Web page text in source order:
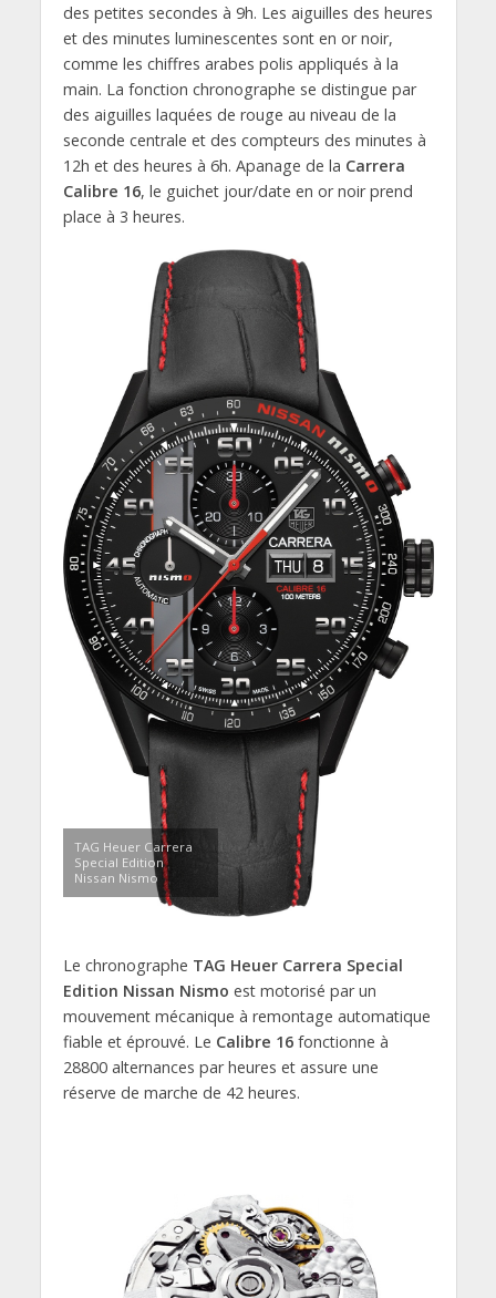
des petites secondes à 9h. Les aiguilles des heures
et des minutes luminescentes sont en or noir,
comme les chiffres arabes polis appliqués à la
main. La fonction chronographe se distingue par
des aiguilles laquées de rouge au niveau de la
seconde centrale et des compteurs des minutes à
12h et des heures à 6h. Apanage de la Carrera
Calibre 16, le guichet jour/date en or noir prend
place à 3 heures.
TAG Heuer Carrera
Special Edition
Nissan Nismo
Le chronographe TAG Heuer Carrera Special
Edition Nissan Nismo est motorisé par un
mouvement mécanique à remontage automatique
fiable et éprouvé. Le Calibre 16fonctionne à
28800 alternances par heures et assure une
réserve de marche de 42 heures.